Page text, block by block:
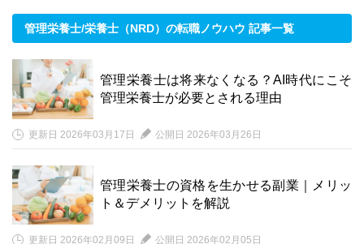
管理栄養士/栄養士（NRD）の転職ノウハウ 記事一覧
管理栄養士は将来なくなる？AI時代にこそ
管理栄養士が必要とされる理由
更新日 2026年03月17日 公開日 2026年03月26日
管理栄養士の資格を生かせる副業｜メリッ
ト＆デメリットを解説
更新日 2026年02月09日 公開日 2026年02月05日